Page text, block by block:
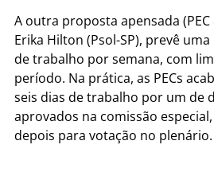
A outra proposta apensada
Erika Hilton (Psol-SP), prevê
de trabalho por semana, com
período. Na prática, as PECs
seis dias de trabalho por um de
aprovados na comissão
depois para votação no plenário.